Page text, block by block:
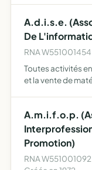
reconnu…
A.d.i.s.e.
De
RNA W551001454
Toutes activités
et la vente de
A.m.i.f.o.p.
Promotion)
RNA